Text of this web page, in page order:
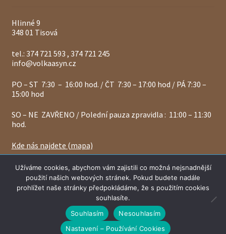
Vážení zákazníci, ceny a zásoby materiálů se mohou
denně měnit, proto vás žádáme - vždy si prosím naší
platnou cenu a skladové zásoby u nás ověřte.
Hlinné 9
348 01 Tisová
tel.: 374 721 593 , 374 721 245
info@volkaasyn.cz
PO – ST 7:30 – 16:00 hod. / ČT 7:30 – 17:00 hod / PÁ 7:30 –
15:00 hod
SO – NE ZAVŘENO / Polední pauza zpravidla : 11:00 – 11:30
hod.
Kde nás najdete (mapa)
© 2024 Volkaasyn.cz
Užíváme cookies, abychom vám zajistili co možná nejsnadnější
použití našich webových stránek. Pokud budete nadále
prohlížet naše stránky předpokládáme, že s použitím cookies
souhlasíte.
Souhlasím
Nesouhlasím
Nastavení – Používání Cookies